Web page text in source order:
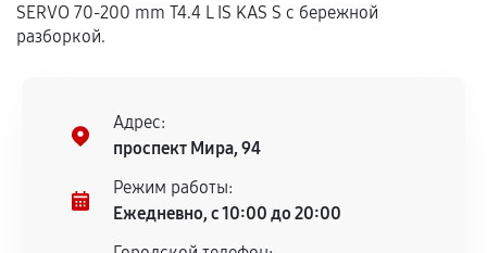
центром.
При этом гарантия на сами комплектующие
сервисный центр ответственности не несет.
SERVO 70-200 mm T4.4 L IS KAS S с бережной
разборкой.
Адрес:
проспект Мира, 94
Режим работы:
Ежедневно, с 10:00 до 20:00